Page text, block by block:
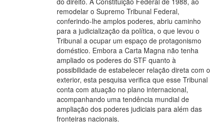
remodelar o Supremo Tribunal Federal,
conferindo-lhe amplos poderes, abriu caminho
para a judicialização da política, o que levou o
Tribunal a ocupar um espaço de protagonismo
doméstico. Embora a Carta Magna não tenha
ampliado os poderes do STF quanto à
possibilidade de estabelecer relação direta com o
exterior, esta pesquisa verifica que esse Tribunal
conta com atuação no plano internacional,
acompanhando uma tendência mundial de
ampliação dos poderes judiciais para além das
fronteiras nacionais.